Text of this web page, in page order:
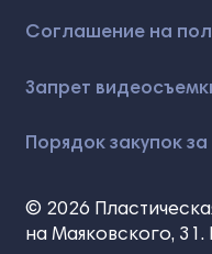
Соглашение на
Запрет
Порядок закупок
© 2026
на Маяковского,